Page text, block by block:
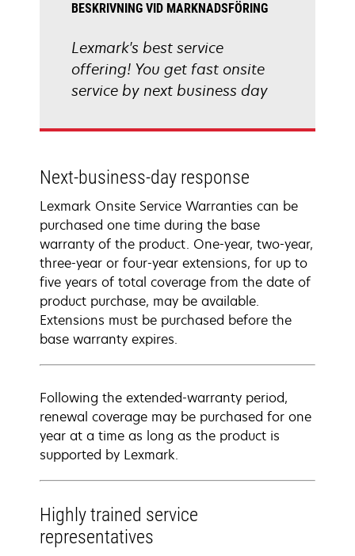
BESKRIVNING VID MARKNADSFÖRING
Lexmark's best service
offering! You get fast onsite
service by next business day
Next-business-day response
Lexmark Onsite Service Warranties can be
purchased one time during the base
warranty of the product. One-year, two-year,
three-year or four-year extensions, for up to
five years of total coverage from the date of
product purchase, may be available.
Extensions must be purchased before the
base warranty expires.
Following the extended-warranty period,
renewal coverage may be purchased for one
year at a time as long as the product is
supported by Lexmark.
Highly trained service
representatives